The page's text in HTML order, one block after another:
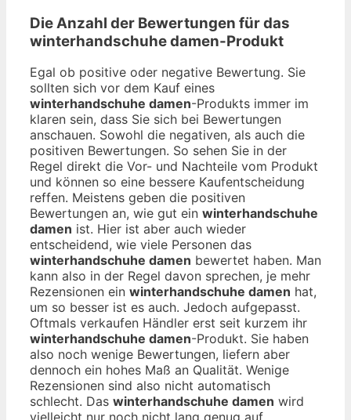
Die Anzahl der Bewertungen für das
winterhandschuhe damen-Produkt
Egal ob positive oder negative Bewertung. Sie
sollten sich vor dem Kauf eines
winterhandschuhe damen-Produkts immer im
klaren sein, dass Sie sich bei Bewertungen
anschauen. Sowohl die negativen, als auch die
positiven Bewertungen. So sehen Sie in der
Regel direkt die Vor- und Nachteile vom Produkt
und können so eine bessere Kaufentscheidung
reffen. Meistens geben die positiven
Bewertungen an, wie gut ein winterhandschuhe
damen ist. Hier ist aber auch wieder
entscheidend, wie viele Personen das
winterhandschuhe damen bewertet haben. Man
kann also in der Regel davon sprechen, je mehr
Rezensionen ein winterhandschuhe damen hat,
um so besser ist es auch. Jedoch aufgepasst.
Oftmals verkaufen Händler erst seit kurzem ihr
winterhandschuhe damen-Produkt. Sie haben
also noch wenige Bewertungen, liefern aber
dennoch ein hohes Maß an Qualität. Wenige
Rezensionen sind also nicht automatisch
schlecht. Das winterhandschuhe damen wird